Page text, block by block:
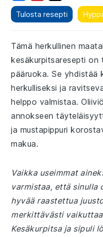
Tulosta resepti
Tämä herkullinen
kesäkurpitsaresepti
pääruoka. Se yhdistää
herkulliseksi ja
helppo valmistaa.
annokseen
ja mustapippuri
makua.
Vaikka useimmat
varmistaa, että sinulla
hyvää raastettua
merkittävästi
Kesäkurpitsa ja sipuli